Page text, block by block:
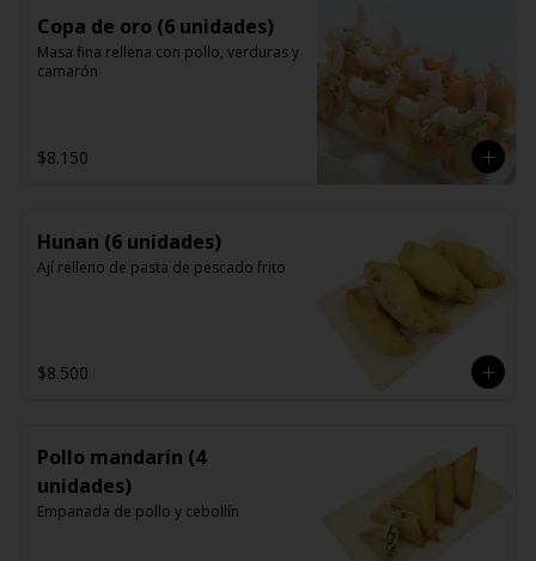
Copa de oro (6 unidades)
Masa fina rellena con pollo, verduras y
camarón
$8.150
Hunan (6 unidades)
Ají relleno de pasta de pescado frito
$8.500
Pollo mandarín (4
unidades)
Empanada de pollo y cebollín